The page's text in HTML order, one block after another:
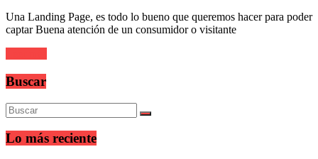
en
LATAM
de
Interactivo,
Medios,
Publicidad,
Marketing,
Una Landing Page, es todo lo bueno que queremos hacer para poder
captar Buena atención de un consumidor o visitante
Buscar
Lo más reciente